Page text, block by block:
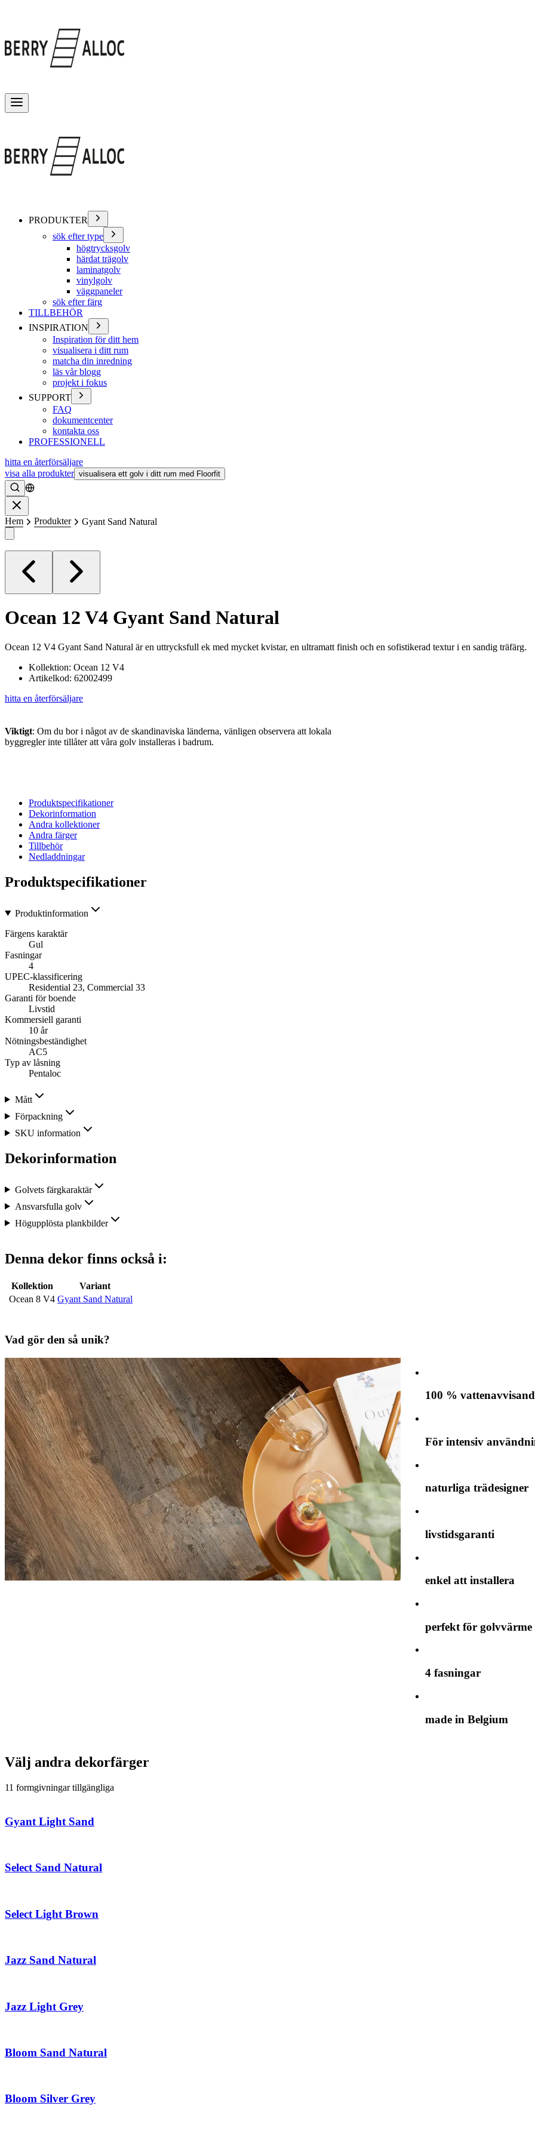
PRODUKTER
sök efter type
högtrycksgolv
härdat trägolv
laminatgolv
vinylgolv
väggpaneler
sök efter färg
TILLBEHÖR
INSPIRATION
Inspiration för ditt hem
visualisera i ditt rum
matcha din inredning
läs vår blogg
projekt i fokus
SUPPORT
FAQ
dokumentcenter
kontakta oss
PROFESSIONELL
hitta en återförsäljare
visa alla produkter visualisera ett golv i ditt rum med Floorfit
Söka
Hem Produkter Gyant Sand Natural
Ocean 12 V4 Gyant Sand Natural
Ocean 12 V4 Gyant Sand Natural är en uttrycksfull ek med mycket kvistar, en ultramatt finish och en sofistikerad textur i en sandig träfärg.
Kollektion: Ocean 12 V4
Artikelkod: 62002499
hitta en återförsäljare
Viktigt: Om du bor i något av de skandinaviska länderna, vänligen observera att lokala
byggregler inte tillåter att våra golv installeras i badrum.
Produktspecifikationer
Dekorinformation
Andra kollektioner
Andra färger
Tillbehör
Nedladdningar
Produktspecifikationer
Produktinformation
Färgens karaktär
Gul
Fasningar
4
UPEC-klassificering
Residential 23, Commercial 33
Garanti för boende
Livstid
Kommersiell garanti
10 år
Nötningsbeständighet
AC5
Typ av låsning
Pentaloc
Mått
Förpackning
SKU information
Dekorinformation
Golvets färgkaraktär
Ansvarsfulla golv
Högupplösta plankbilder
Denna dekor finns också i:
Kollektion
Variant
Ocean 8 V4 Gyant Sand Natural
Vad gör den så unik?
100 %
För intensiv
naturliga trädesigner
livstidsgaranti
enkel att installera
perfekt för
4 fasningar
made in Belgium
Välj andra dekorfärger
11 formgivningar tillgängliga
Gyant Light Sand
Select Sand Natural
Select Light Brown
Jazz Sand Natural
Jazz Light Grey
Bloom Sand Natural
Bloom Silver Grey